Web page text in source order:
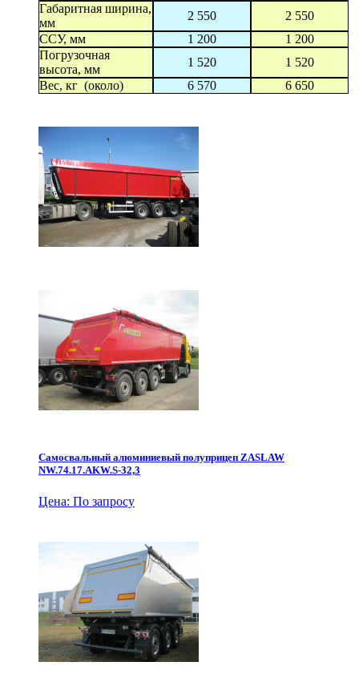
Габаритная ширина,
мм
2 550
2 550
ССУ, мм
1 200
1 200
Погрузочная
высота, мм
1 520
1 520
Вес, кг (около)
6 570 6 650
Самосвальный алюминиевый полуприцеп ZASLAW
NW.74.17.AKW.S-32,3
Цена: По запросу